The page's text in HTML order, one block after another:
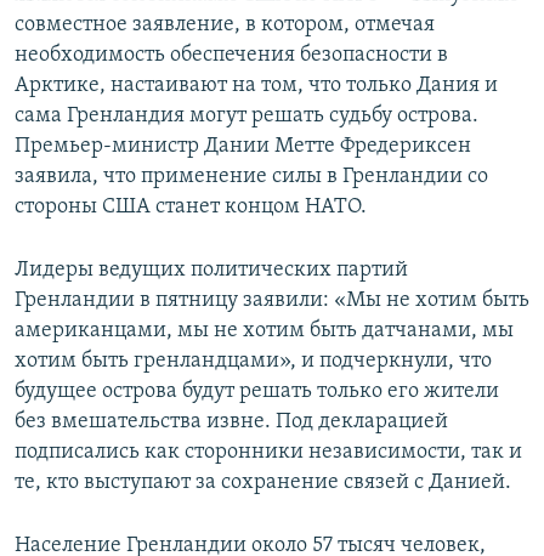
совместное заявление, в котором, отмечая
необходимость обеспечения безопасности в
Арктике, настаивают на том, что только Дания и
сама Гренландия могут решать судьбу острова.
Премьер-министр Дании Метте Фредериксен
заявила, что применение силы в Гренландии со
стороны США станет концом НАТО.
Лидеры ведущих политических партий
Гренландии в пятницу заявили: «Мы не хотим быть
американцами, мы не хотим быть датчанами, мы
хотим быть гренландцами», и подчеркнули, что
будущее острова будут решать только его жители
без вмешательства извне. Под декларацией
подписались как сторонники независимости, так и
те, кто выступают за сохранение связей с Данией.
Население Гренландии около 57 тысяч человек,